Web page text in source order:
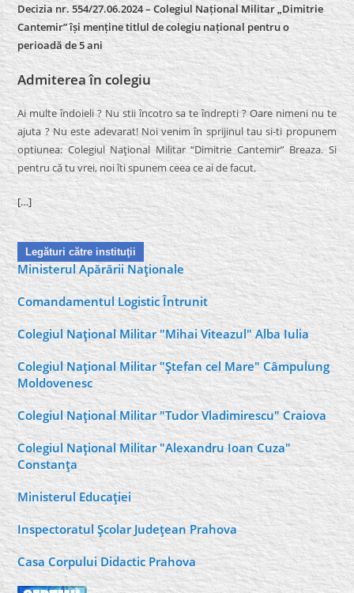
Decizia nr. 554/27.06.2024 – Colegiul Național Militar „Dimitrie
Cantemir” își menține titlul de colegiu național pentru o
perioadă de 5 ani
Admiterea în colegiu
Ai multe îndoieli ? Nu stii încotro sa te îndrepti ? Oare nimeni nu te
ajuta ? Nu este adevarat! Noi venim în sprijinul tau si-ti propunem
optiunea: Colegiul Naţional Militar “Dimitrie Cantemir” Breaza. Si
pentru că tu vrei, noi îti spunem ceea ce ai de facut.
[…]
Legături către instituţii
Ministerul Apărării Naţionale
Comandamentul Logistic Întrunit
Colegiul Naţional Militar "Mihai Viteazul" Alba Iulia
Colegiul Naţional Militar "Ştefan cel Mare" Câmpulung
Moldovenesc
Colegiul Naţional Militar "Tudor Vladimirescu" Craiova
Colegiul Naţional Militar "Alexandru Ioan Cuza"
Constanţa
Ministerul Educaţiei
Inspectoratul Şcolar Judeţean Prahova
Casa Corpului Didactic Prahova